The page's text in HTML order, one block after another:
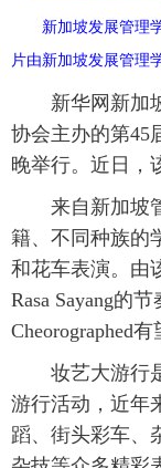
新华电视中文
新加坡发展管理学
片由新加坡发展管理
新华网新加坡
协会主办的第45
晚举行。近日，
来自新加坡管
籍、不同种族的
和花车表演。由
Rasa Sayang的
Cheorographed
妆艺大游行是
游行活动，近年
蹈、街头彩车、